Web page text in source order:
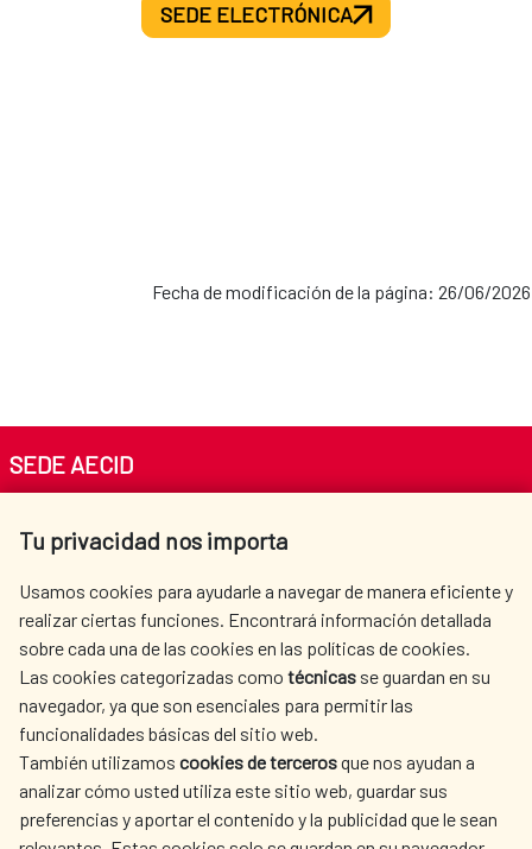
SEDE ELECTRÓNICA
Fecha de modificación de la página: 26/06/2026
Tu privacidad nos importa
Usamos cookies para ayudarle a navegar de manera eficiente y
realizar ciertas funciones. Encontrará información detallada
sobre cada una de las cookies en las políticas de cookies.
Las cookies categorizadas como técnicas se guardan en su
navegador, ya que son esenciales para permitir las
funcionalidades básicas del sitio web.
También utilizamos cookies de tercerosque nos ayudan a
analizar cómo usted utiliza este sitio web, guardar sus
preferencias y aportar el contenido y la publicidad que le sean
SEDE AECID
Tel. +34 900 20 30 54​​​​​​​
AECID
OÙ NOUS COOPÉRONS
L'ACTION HUMANITAIRE
ESPAGNOLE
SALLE DE PRESSE
CULTURE ET SCIENCE BIBLIOTHÈQUE